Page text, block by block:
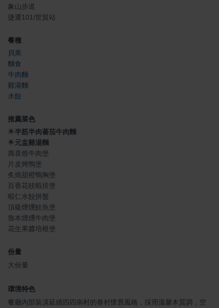
象山步道
捷運101/世貿站
餐種
貝果
麵食
牛肉麵
雞湯麵
水餃
推薦菜色
🌟半筋半肉蕃茄牛肉麵
🌟元盅雞湯麵
壽喜燒牛肉堡
片皮烤鴨堡
炙燒甜橙鴨胸堡
百香花枝蝦排堡
蝦仁水餃拼盤
頂級煙燻鮭魚堡
魯本煙燻牛肉堡
花生果醬培根堡
份量
大份量
環境特色
餐廳內部裝潢延續四四南村的眷村懷舊風格，採用溫馨木質調，空